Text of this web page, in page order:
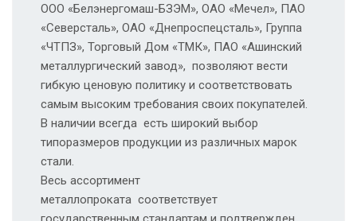
ООО «Белэнергомаш-БЗЭМ», ОАО «Мечел», ПАО
«Северсталь», ОАО «Днепроспецсталь», Группа
«ЧТПЗ», Торговый Дом «ТМК», ПАО «Ашинский
металлургический завод», позволяют вести
гибкую ценовую политику и соответствовать
самым высоким требования своих покупателей.
В наличии всегда есть широкий выбор
типоразмеров продукции из различных марок
стали.
Весь ассортимент
металлопроката соответствует